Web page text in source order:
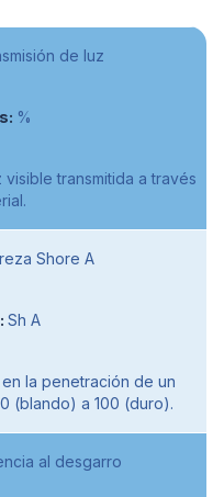
de luz
%
transmitida a través
Shore A
Sh A
la penetración de un
(blando) a 100 (duro).
al desgarro